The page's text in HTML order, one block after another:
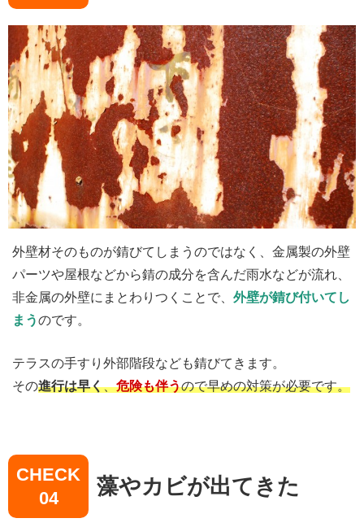
外壁材そのものが錆びてしまうのではなく、金属製の外壁
パーツや屋根などから錆の成分を含んだ雨水などが流れ、
非金属の外壁にまとわりつくことで、 外壁が錆び付いてし
まうのです。
テラスの手すり外部階段なども錆びてきます。
その進行は早く、危険も伴うので早めの対策が必要です。
CHECK
04
藻やカビが出てきた